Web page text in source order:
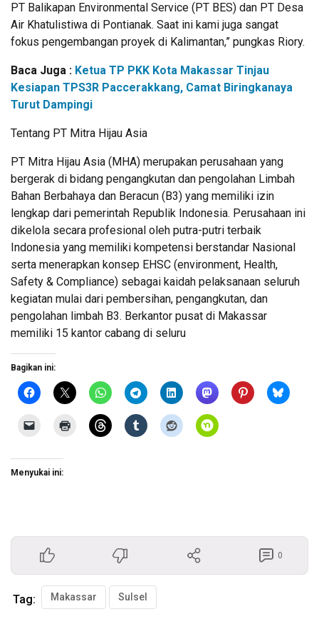
PT Balikapan Environmental Service (PT BES) dan PT Desa
Air Khatulistiwa di Pontianak. Saat ini kami juga sangat
fokus pengembangan proyek di Kalimantan,” pungkas Riory.
Baca Juga : Ketua TP PKK Kota Makassar Tinjau
Kesiapan TPS3R Paccerakkang, Camat Biringkanaya
Turut Dampingi
Tentang PT Mitra Hijau Asia
PT Mitra Hijau Asia (MHA) merupakan perusahaan yang
bergerak di bidang pengangkutan dan pengolahan Limbah
Bahan Berbahaya dan Beracun (B3) yang memiliki izin
lengkap dari pemerintah Republik Indonesia. Perusahaan ini
dikelola secara profesional oleh putra-putri terbaik
Indonesia yang memiliki kompetensi berstandar Nasional
serta menerapkan konsep EHSC (environment, Health,
Safety & Compliance) sebagai kaidah pelaksanaan seluruh
kegiatan mulai dari pembersihan, pengangkutan, dan
pengolahan limbah B3. Berkantor pusat di Makassar
memiliki 15 kantor cabang di seluru
Bagikan ini:
Menyukai ini:
0
Tag: Makassar Sulsel